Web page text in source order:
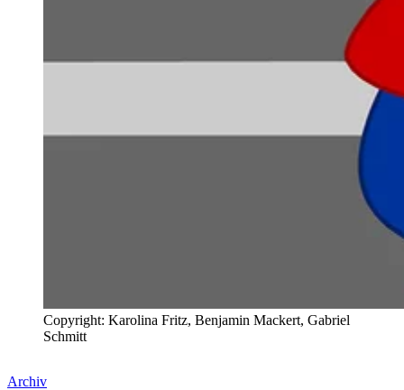
Copyright: Karolina Fritz, Benjamin Mackert, Gabriel
Schmitt
Archiv